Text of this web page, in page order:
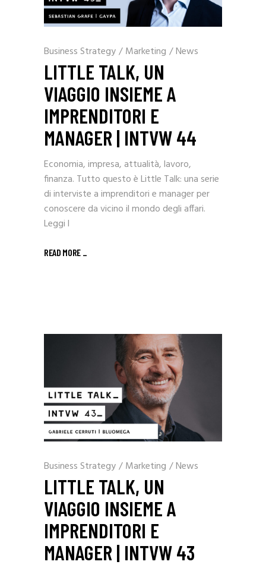
Business Strategy/ Marketing /News
LITTLE TALK, UN
VIAGGIO INSIEME A
IMPRENDITORI E
MANAGER | INTVW 44
Economia, impresa, attualità, lavoro,
finanza. Tutto questo è Little Talk: una serie
di interviste a imprenditori e manager per
conoscere da vicino il mondo degli affari.
Leggi l
READ MORE _
Business Strategy/ Marketing /News
LITTLE TALK, UN
VIAGGIO INSIEME A
IMPRENDITORI E
MANAGER | INTVW 43